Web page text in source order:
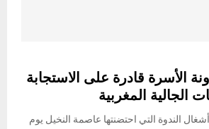
الأسرة قادرة على الاستجابة
الجالية المغربية
الندوة التي احتضنتها عاصمة النخيل يوم